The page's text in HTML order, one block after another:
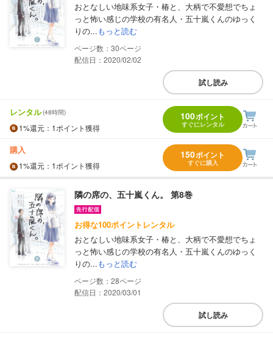
おとなしい地味系女子・椿と、大柄で不愛想でちょ
っと怖い感じの学校の有名人・五十嵐くんのゆっく
りの...もっと読む
30
配信日：2020/02/02
試し読み
レンタル(48時間)
1%還元 ：1ポイント獲得
100ポイント
すぐにレンタル
購入
1%還元 ：1ポイント獲得
150ポイント
すぐに購入
隣の席の、五十嵐くん。 第8巻
お得な100ポイントレンタル
おとなしい地味系女子・椿と、大柄で不愛想でちょ
っと怖い感じの学校の有名人・五十嵐くんのゆっく
りの...もっと読む
28
配信日：2020/03/01
試し読み